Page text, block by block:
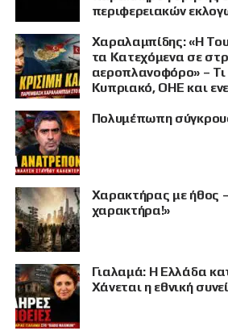
περιφερειακών
Χαραλαμπίδης: «Η
τα Κατεχόμενα σε
αεροπλανοφόρο» –
Κυπριακό, ΟΗΕ και
Πολυμέπωπη
Χαρακτήρας με ήθος
χαρακτήρα!»
Γιαλαμά: Η Ελλάδα
Χάνεται η εθνική